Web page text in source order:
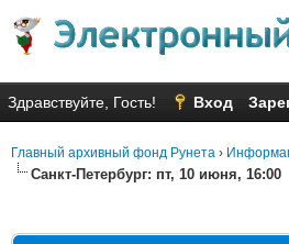
Здравствуйте, Гость! Вход
Главный архивный фонд Рунета ›
Санкт-Петербург: пт, 10 июня, 16:00